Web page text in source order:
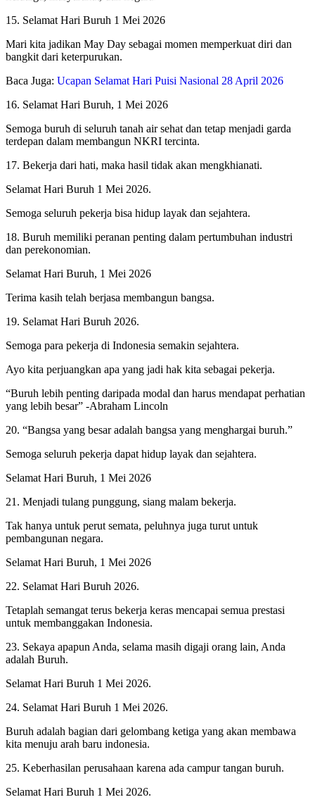
15. Selamat Hari Buruh 1 Mei 2026
Mari kita jadikan May Day sebagai momen memperkuat diri dan
bangkit dari keterpurukan.
Baca Juga: Ucapan Selamat Hari Puisi Nasional 28 April 2026
16. Selamat Hari Buruh, 1 Mei 2026
Semoga buruh di seluruh tanah air sehat dan tetap menjadi garda
terdepan dalam membangun NKRI tercinta.
17. Bekerja dari hati, maka hasil tidak akan mengkhianati.
Selamat Hari Buruh 1 Mei 2026.
Semoga seluruh pekerja bisa hidup layak dan sejahtera.
18. Buruh memiliki peranan penting dalam pertumbuhan industri
dan perekonomian.
Selamat Hari Buruh, 1 Mei 2026
Terima kasih telah berjasa membangun bangsa.
19. Selamat Hari Buruh 2026.
Semoga para pekerja di Indonesia semakin sejahtera.
Ayo kita perjuangkan apa yang jadi hak kita sebagai pekerja.
“Buruh lebih penting daripada modal dan harus mendapat perhatian
yang lebih besar” -Abraham Lincoln
20. “Bangsa yang besar adalah bangsa yang menghargai buruh.”
Semoga seluruh pekerja dapat hidup layak dan sejahtera.
Selamat Hari Buruh, 1 Mei 2026
21. Menjadi tulang punggung, siang malam bekerja.
Tak hanya untuk perut semata, peluhnya juga turut untuk
pembangunan negara.
Selamat Hari Buruh, 1 Mei 2026
22. Selamat Hari Buruh 2026.
Tetaplah semangat terus bekerja keras mencapai semua prestasi
untuk membanggakan Indonesia.
23. Sekaya apapun Anda, selama masih digaji orang lain, Anda
adalah Buruh.
Selamat Hari Buruh 1 Mei 2026.
24. Selamat Hari Buruh 1 Mei 2026.
Buruh adalah bagian dari gelombang ketiga yang akan membawa
kita menuju arah baru indonesia.
25. Keberhasilan perusahaan karena ada campur tangan buruh.
Selamat Hari Buruh 1 Mei 2026.